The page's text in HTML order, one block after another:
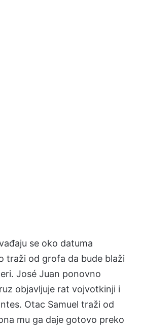
se oko datuma
traži od grofa da bude blaži
José Juan ponovno
objavljuje rat vojvotkinji i
Otac Samuel traži od
mu ga daje gotovo preko